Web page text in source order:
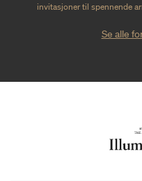
invitasjoner til spennende
Se alle